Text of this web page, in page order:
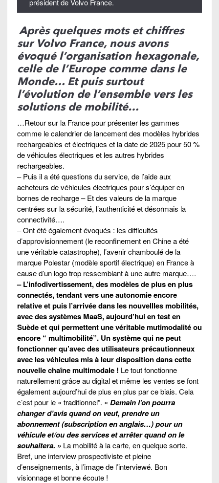
Après quelques mots et chiffres
sur Volvo France, nous avons
évoqué l’organisation hexagonale,
celle de l’Europe comme dans le
Monde… Et puis surtout
l’évolution de l’ensemble vers les
solutions de mobilité…
…Retour sur la France pour présenter les gammes
comme le calendrier de lancement des modèles hybrides
rechargeables et électriques et la date de 2025 pour 50 %
de véhicules électriques et les autres hybrides
rechargeables.
– Puis il a été questions du service, de l’aide aux
acheteurs de véhicules électriques pour s’équiper en
bornes de recharge – Et des valeurs de la marque
centrées sur la sécurité, l’authenticité et désormais la
connectivité….
– Ont été également évoqués : les difficultés
d’approvisionnement (le reconfinement en Chine a été
une véritable catastrophe), l’avenir chamboulé de la
marque Polestar (modèle sportif électrique) en France à
cause d’un logo trop ressemblant à une autre marque….
– L’infodivertissement, des modèles de plus en plus
connectés, tendant vers une autonomie encore
relative et puis l’arrivée dans les nouvellles mobilités,
avec des systèmes MaaS, aujourd’hui en test en
Suède et qui permettent une véritable mutimodalité ou
encore “ multimobilité”. Un système qui ne peut
fonctionner qu’avec des utilisateurs précautionneux
avec les véhicules mis à leur disposition dans cette
nouvelle chaîne multimodale ! Le tout fonctionne
naturellement grâce au digital et même les ventes se font
également aujourd’hui de plus en plus par ce biais. Cela
c’est pour le « traditionnel”. « Demain l’on pourra
changer d’avis quand on veut, prendre un
abonnement (subscription en anglais…) pour un
véhicule et/ou des services et arrêter quand on le
souhaitera. » La mobilité à la carte, en quelque sorte.
Bref, une interview prospectiviste et pleine
d’enseignements, à l’image de l’interviewé. Bon
visionnage et bonne écoute !